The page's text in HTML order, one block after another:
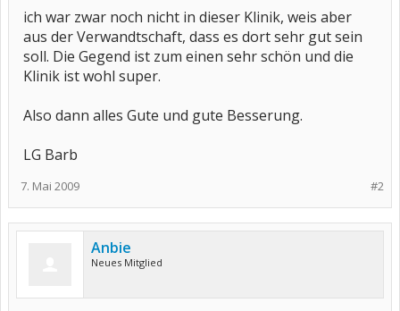
ich war zwar noch nicht in dieser Klinik, weis aber
aus der Verwandtschaft, dass es dort sehr gut sein
soll. Die Gegend ist zum einen sehr schön und die
Klinik ist wohl super.
Also dann alles Gute und gute Besserung.
LG Barb
#2
7. Mai 2009
Anbie
Neues Mitglied